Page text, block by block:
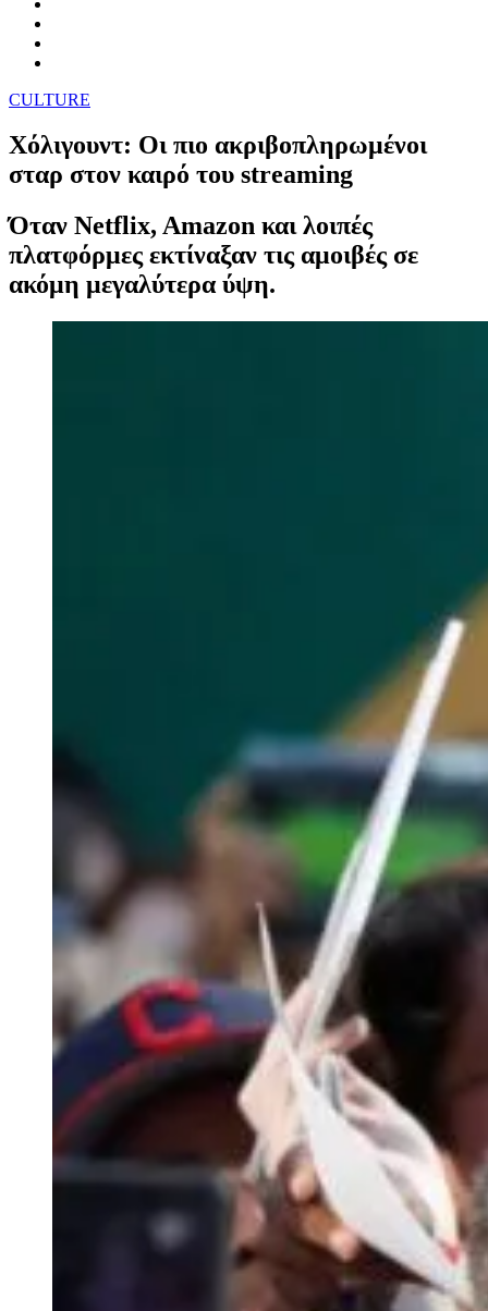
CULTURE
Χόλιγουντ: Οι πιο ακριβοπληρωμένοι
σταρ στον καιρό του streaming
Όταν Netflix, Amazon και λοιπές
πλατφόρμες εκτίναξαν τις αμοιβές σε
ακόμη μεγαλύτερα ύψη.